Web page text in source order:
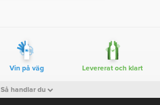
Vin på väg Levererat och klart
Så handlar du